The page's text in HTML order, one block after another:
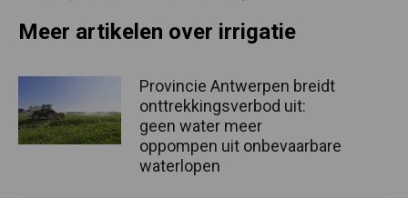
Meer artikelen over irrigatie
Provincie Antwerpen breidt
onttrekkingsverbod uit:
geen water meer
oppompen uit onbevaarbare
waterlopen